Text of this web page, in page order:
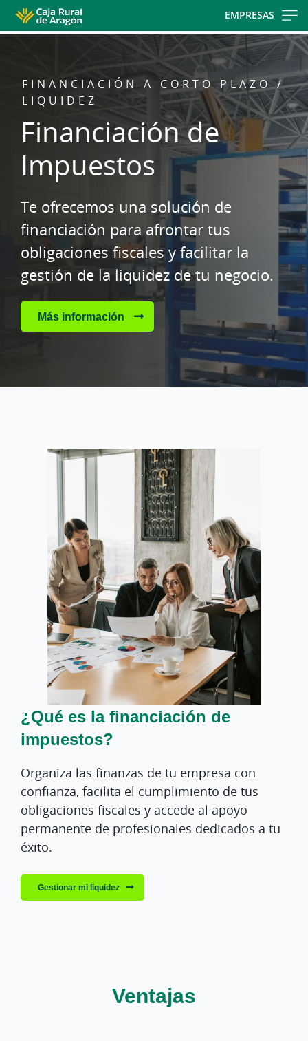
main
contentt
EMPRESAS
FINANCIACIÓN A CORTO PLAZO /
LIQUIDEZ
Financiación de
Impuestos
Te ofrecemos una solución de
financiación para afrontar tus
obligaciones fiscales y facilitar la
gestión de la liquidez de tu negocio.
Más información
¿Qué es la financiación de
impuestos?
Organiza las finanzas de tu empresa con
confianza, facilita el cumplimiento de tus
obligaciones fiscales y accede al apoyo
permanente de profesionales dedicados a tu
éxito.
Gestionar mi liquidez
Ventajas